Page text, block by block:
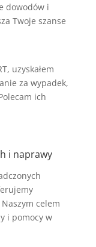
dowodów i
Twoje szanse
uzyskałem
za wypadek,
ich
i naprawy
celem
i pomocy w